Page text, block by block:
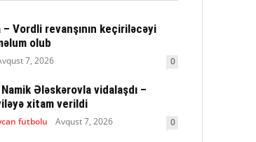
– Vordli revanşının keçiriləcəyi
olub
7, 2026 0
Ələskərovla vidalaşdı –
xitam verildi
futbolu Avqust 7, 2026 0